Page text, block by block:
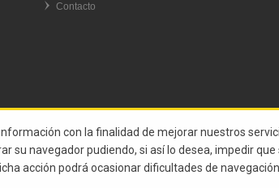
Contacto
con la finalidad de mejorar nuestros
su navegador pudiendo, si así lo desea, impedir
acción podrá ocasionar dificultades de